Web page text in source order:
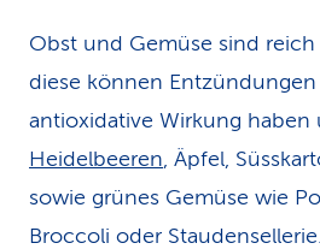
Obst und Gemüse sind
diese können
antioxidative Wirkung haben
Heidelbeeren, Äpfel,
sowie grünes Gemüse wie
Broccoli oder Staudensellerie.